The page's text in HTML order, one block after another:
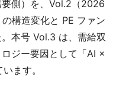
側）を、Vol.2（2026
構造変化と PE ファン
本号 Vol.3 は、需給双
ジー要因として「AI ×
ます。